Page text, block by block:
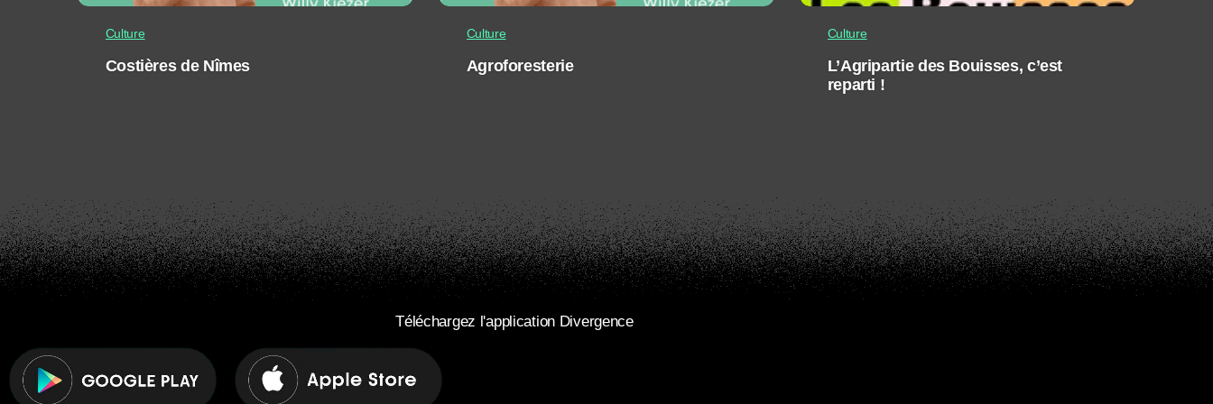
Culture
Costières de Nîmes
Culture
Agroforesterie
Culture
L’Agripartie des Bouisses, c’est
reparti !
Téléchargez l'application Divergence